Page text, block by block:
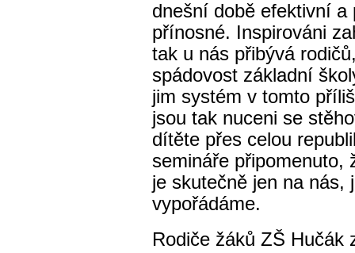
dnešní době efektivní a
přínosné. Inspirováni
tak u nás přibývá
spádovost základní
jim systém v tomto
jsou tak nuceni se
dítěte přes celou
semináře připomenuto,
je skutečně jen na nás,
vypořádáme.
Rodiče žáků ZŠ Hučák